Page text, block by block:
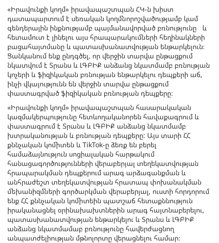
«Իրավունքի կողմ» իրավապաշտպան ՀԿ-ն խիստ
դատապարտում է սեռական կողմնորոշվածությամբ կամ
գենդերային ինքնությամբ պայմանավորված բռնությունը և
հետամուտ է լինելու այս հրապարակումների հեղինակների
բացահայտմանը և պատասխանատվության ենթարկելուն։
Ցանկանում ենք ընդգծել, որ վերջին տարվա ընթացքում
նկատվում է Տրանս և ԼԳԲԻՔ անձանց նկատմամբ բռնության
կոչերի և ֆիզիկական բռնության ենթարկելու դեպքերի աճ,
ինչի վկայությունն են վերջին տարվա ընթացքում
փաստագրված ֆիզիկական բռնության դեպքերը։
«Իրավունքի կողմ» իրավապաշտպան հասարակական
կազմակերպությունը հետևողականորեն հավաքագրում և
փաստագրում է Տրանս և ԼԳԲԻՔ անձանց նկատմամբ
խտրականության և բռնության դեպքերը: Այս տարի ՀՀ
քննչական կոմիտեն և TikTok-ը ձեռք են բերել
համաձայնություն սոցիալական հարթակում
հանացագործությունների վերաբերյալ տեղեկատվության
հրապարակման դեպքերում արագ արձագանքման և
անհրաժեշտ տեղեկատվության հրատապ փոխանակման
մեխանիզմների գործարկման վերաբերյալ, ուստի հորդորում
ենք ՀՀ քննչական կոմիտեին պատշաճ հետաքննություն
իրականացնել օրինախախտներին արագ հայտնաբերելու,
պատասխանատվության ենթարկելու և Տրանս և ԼԳԲԻՔ
անձանց նկատմամաբ բռնությունը հավերժացնող
անպատժելիության մթնոլորտը վերացնելու համար։